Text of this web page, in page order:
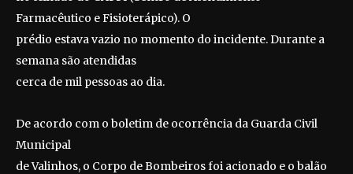
Farmacêutico e Fisioterápico). O
prédio estava vazio no momento do incidente. Durante a
semana são atendidas
cerca de mil pessoas ao dia.
De acordo com o boletim de ocorrência da Guarda Civil
Municipal
de Valinhos, o Corpo de Bombeiros foi acionado e o balão